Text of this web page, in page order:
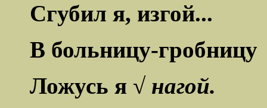
Сгубил я, изгой...
В больницу-гробницу
Ложусь я √ нагой.